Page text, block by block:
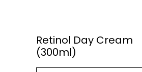
Retinol Day Cream
(300ml)